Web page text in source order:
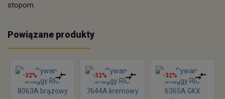
stopom.
Powiązane produkty
-32% -32% -32%